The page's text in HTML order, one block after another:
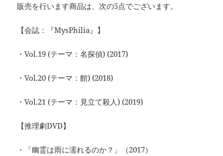
販売を行います商品は、次の5点でございます。
【会誌：『MysPhilia』】
・Vol.19 (テーマ：名探偵) (2017)
・Vol.20 (テーマ：館) (2018)
・Vol.21 (テーマ：見立て殺人) (2019)
【推理劇DVD】
・「幽霊は雨に濡れるのか？」（2017）